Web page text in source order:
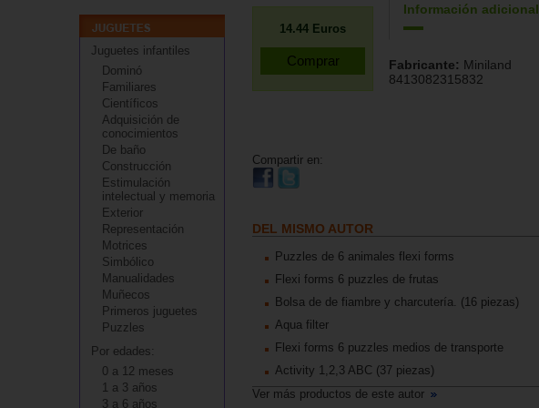
Juguetes infantiles
Dominó
Familiares
Científicos
Adquisición de
conocimientos
De baño
Construcción
Estimulación
intelectual y memoria
Exterior
Representación
Motrices
Simbólico
Manualidades
Muñecos
Primeros juguetes
Puzzles
Por edades:
0 a 12 meses
1 a 3 años
3 a 6 años
14.44 Euros
Compartir en:
Información adicional
Fabricante: Miniland
8413082315832
DEL MISMO AUTOR
Puzzles de 6 animales flexi forms
Flexi forms 6 puzzles de frutas
Bolsa de de fiambre y charcutería. (16 piezas)
Aqua filter
Flexi forms 6 puzzles medios de transporte
Activity 1,2,3 ABC (37 piezas)
Ver más productos de este autor